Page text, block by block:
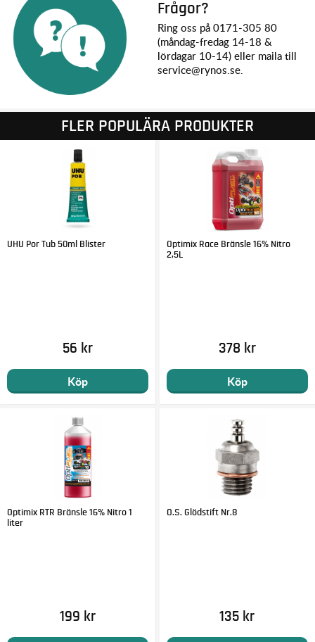
Frågor?
Ring oss på 0171-305 80
(måndag-fredag 14-18 &
lördagar 10-14) eller maila till
service@rynos.se.
FLER POPULÄRA PRODUKTER
UHU Por Tub 50ml Blister
56 kr
Köp
Optimix Race Bränsle 16% Nitro
2,5L
378 kr
Köp
Optimix RTR Bränsle 16% Nitro 1
liter
199 kr
O.S. Glödstift Nr.8
135 kr